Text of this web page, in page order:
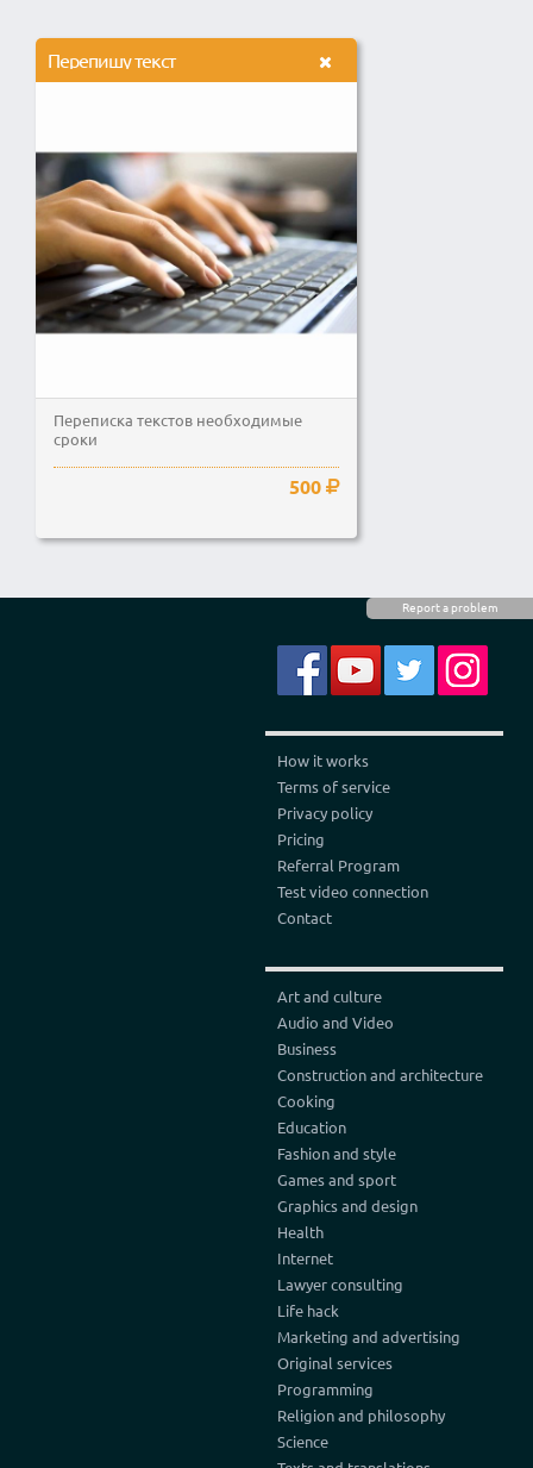
Report a problem
Перепишу текст
Переписка текстов необходимые
сроки
500
How it works
Terms of service
Privacy policy
Pricing
Referral Program
Test video connection
Contact
Art and culture
Audio and Video
Business
Construction and architecture
Cooking
Education
Fashion and style
Games and sport
Graphics and design
Health
Internet
Lawyer consulting
Life hack
Marketing and advertising
Original services
Programming
Religion and philosophy
Science